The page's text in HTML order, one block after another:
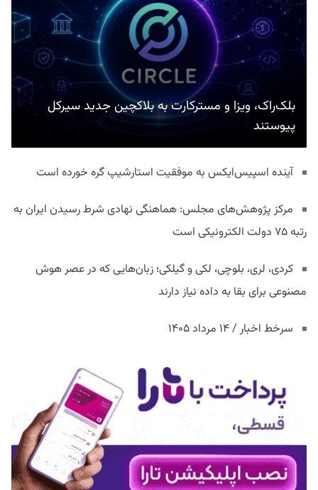
بلک‌راک، ویزا و مسترکارت به بلاکچین جدید سیرکل
پیوستند
آینده اسپیس‌ایکس به موفقیت استارشیپ گره خورده است
مرکز پژوهش‌های مجلس: هماهنگی نهادی شرط رسیدن ایران به
رتبه ۷۵ دولت الکترونیکی است
کردی، لری، بلوچی، لکی و گیلکی؛ زبان‌هایی که در عصر هوش
مصنوعی برای بقا به داده نیاز دارند
سرخط اخبار / ۱۴ مرداد ۱۴۰۵